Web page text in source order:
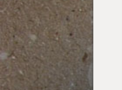
1
2
Punkte: 2